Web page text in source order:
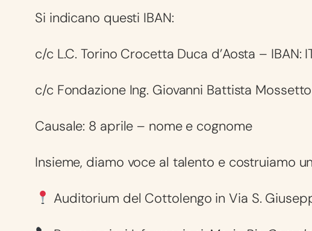
Si indicano questi IBAN:
c/c L.C. Torino Crocetta Duca d’Aosta –
c/c Fondazione Ing. Giovanni Battista
Causale: 8 aprile – nome e cognome
Insieme, diamo voce al talento e costruiamo
Auditorium del Cottolengo in Via S.